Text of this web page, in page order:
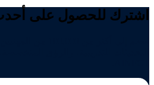
اشترك للحصول على أحدث